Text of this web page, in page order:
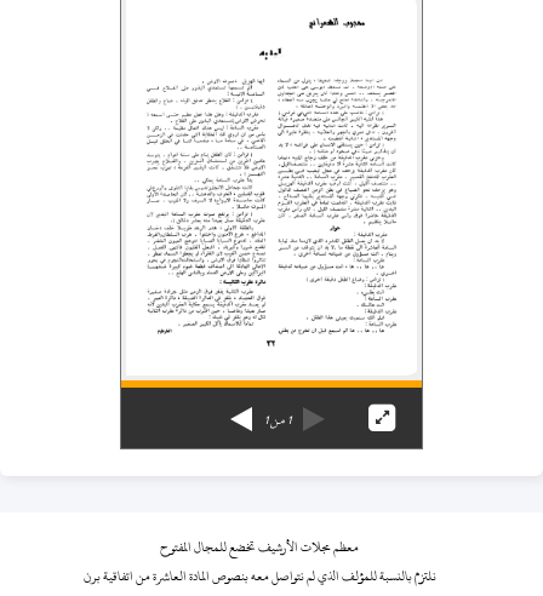
1من1
معظم مجلات الأرشيف تخضع للمجال المفتوح
نلتزم بالنسبة للمؤلف الذي لم نتواصل معه بنصوص المادة العاشرة من اتفاقية برن